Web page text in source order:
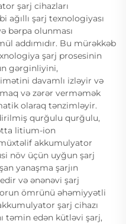
şarj cihazları
şarj texnologiyası
bərpa olunması
addımıdır. Bu mürəkkəb
şarj prosesinin
gərginliyini,
davamlı izləyir və
və zərər verməmək
olaraq tənzimləyir.
qurğulu qurğulu,
litium-ion
akkumulyator
növ üçün uyğun şarj
yanaşma şarjın
və ənənəvi şarj
ömrünü əhəmiyyətli
şarj cihazı
təmin edən kütləvi şarj,